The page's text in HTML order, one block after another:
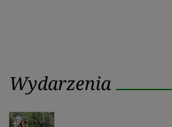
Wydarzenia